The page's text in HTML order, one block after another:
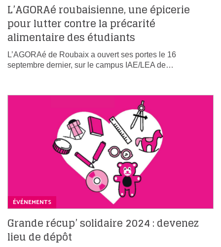
L’AGORAé roubaisienne, une épicerie
pour lutter contre la précarité
alimentaire des étudiants
L’AGORAé de Roubaix a ouvert ses portes le 16
septembre dernier, sur le campus IAE/LEA de…
ÉVÉNEMENTS
Grande récup’ solidaire 2024 : devenez
lieu de dépôt